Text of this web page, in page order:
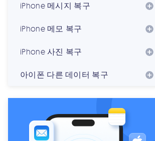
iPhone 메시지 복구
iPhone 메모 복구
iPhone 사진 복구
아이폰 다른 데이터 복구